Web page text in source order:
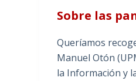
Sobre las
Queríamos
Manuel Otón
la Información y